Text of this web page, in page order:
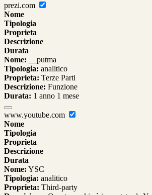
prezi.com
Nome
Tipologia
Proprieta
Descrizione
Durata
Nome: __putma
Tipologia: analitico
Proprieta: Terze Parti
Descrizione: Funzione
Durata: 1 anno 1 mese
www.youtube.com
Nome
Tipologia
Proprieta
Descrizione
Durata
Nome: YSC
Tipologia: analitico
Proprieta: Third-party